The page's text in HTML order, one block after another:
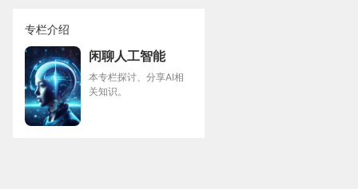
专栏介绍
闲聊人工智能
本专栏探讨、分享AI相
关知识。